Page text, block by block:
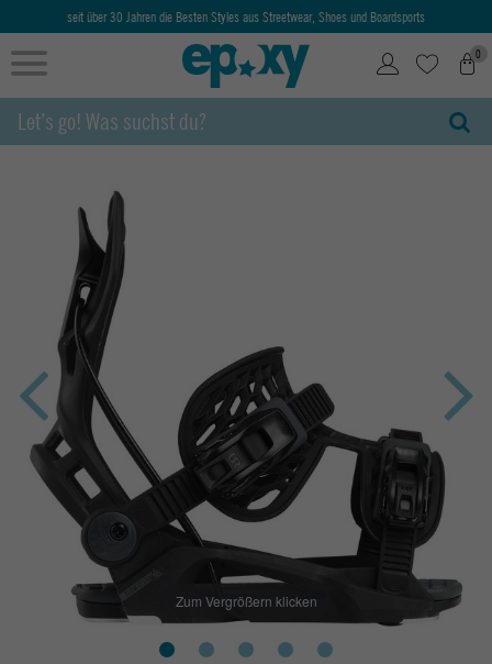
seit über 30 Jahren die Besten Styles aus Streetwear, Shoes und Boardsports
0
Zum Vergrößern klicken